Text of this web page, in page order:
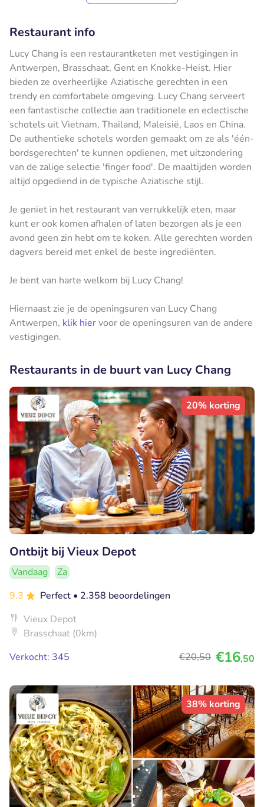
Restaurant info
Lucy Chang is een restaurantketen met vestigingen in
Antwerpen, Brasschaat, Gent en Knokke-Heist. Hier
bieden ze overheerlijke Aziatische gerechten in een
trendy en comfortabele omgeving. Lucy Chang serveert
een fantastische collectie aan traditionele en eclectische
schotels uit Vietnam, Thailand, Maleisië, Laos en China.
De authentieke schotels worden gemaakt om ze als 'één-
bordsgerechten' te kunnen opdienen, met uitzondering
van de zalige selectie 'finger food'. De maaltijden worden
altijd opgediend in de typische Aziatische stijl.
Je geniet in het restaurant van verrukkelijk eten, maar
kunt er ook komen afhalen of laten bezorgen als je een
avond geen zin hebt om te koken. Alle gerechten worden
dagvers bereid met enkel de beste ingrediënten.
Je bent van harte welkom bij Lucy Chang!
Hiernaast zie je de openingsuren van Lucy Chang
Antwerpen, klik hiervoor de openingsuren van de andere
vestigingen.
Restaurants in de buurt van Lucy Chang
20% korting
Ontbijt bij Vieux Depot
Vandaag
Za
9.3
Perfect • 2.358 beoordelingen
Vieux Depot
Brasschaat (0km)
Verkocht: 345
€20,50 €16,50
38% korting